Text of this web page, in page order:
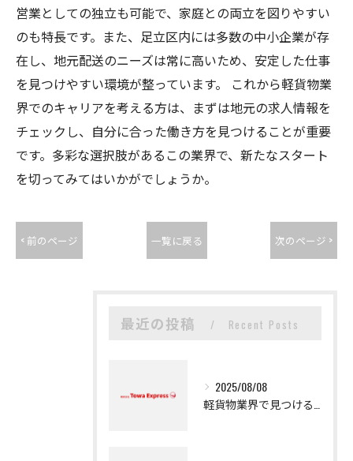
営業としての独立も可能で、家庭との両立を図りやすい
のも特長です。また、足立区内には多数の中小企業が存
在し、地元配送のニーズは常に高いため、安定した仕事
を見つけやすい環境が整っています。 これから軽貨物業
界でのキャリアを考える方は、まずは地元の求人情報を
チェックし、自分に合った働き方を見つけることが重要
です。多彩な選択肢があるこの業界で、新たなスタート
を切ってみてはいかがでしょうか。
< 前のページ 一覧に戻る 次のページ >
最近の投稿 Recent Posts
2025/08/08